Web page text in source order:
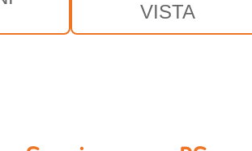
VISTA